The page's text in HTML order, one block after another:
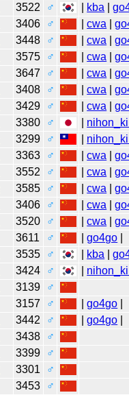
3522 ♂ kba |
3406 ♂ |cwa |
3448 ♂ |cwa |
3575 ♂ |cwa |
3647 ♂ |cwa |
3408 ♂ |cwa |
3429 ♂ |cwa |
3380 ♂
3299 ♂
3363 ♂ |cwa |
3552 ♂ |cwa |
3585 ♂ |cwa |
3406 ♂ |cwa |
3520 ♂ |cwa |
3611 ♂ |go4go
3535 ♂ kba |
3424 ♂
3139
♂
3157 ♂ |go4go
3442 ♂ |go4go
3438
♂
3399
♂
3301
♂
3453 ♂